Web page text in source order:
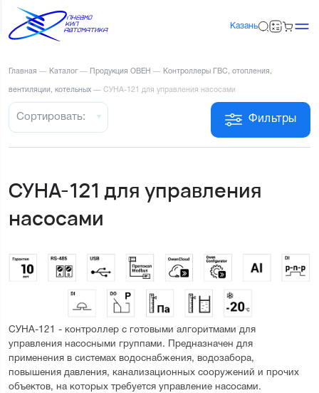
Казань
Главная — Каталог — Продукция ОВЕН — Контроллеры ГВС, отопления,
вентиляции, котельных — СУНА-121 для управления насосами
Фильтры
Сортировать:
СУНА-121 для управления
насосами
СУНА-121 - контроллер с готовыми алгоритмами для
управления насосными группами. Предназначен для
применения в системах водоснабжения, водозабора,
повышения давления, канализационных сооружений и прочих
объектов, на которых требуется управление насосами.